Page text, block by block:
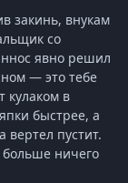
закинь, внукам
со
явно решил
— это тебе
кулаком в
быстрее, а
вертел пустит.
ничего